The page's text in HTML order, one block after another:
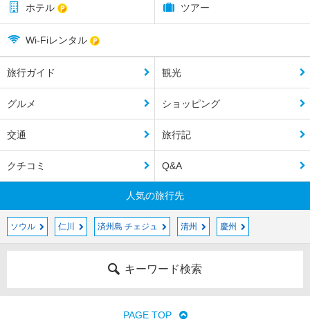
ホテル ツアー
Wi-Fiレンタル
旅行ガイド 観光
グルメ ショッピング
交通 旅行記
クチコミ Q&A
人気の旅行先
ソウル 仁川 済州島 チェジュ 清州 慶州
キーワード検索
PAGE TOP